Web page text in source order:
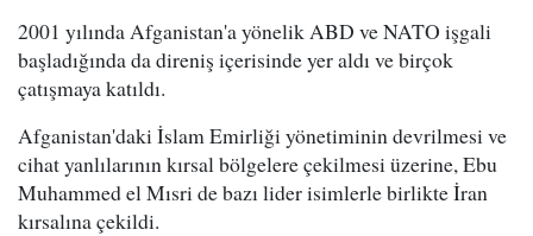
2001 yılında Afganistan'a yönelik ABD ve NATO işgali
başladığında da direniş içerisinde yer aldı ve birçok
çatışmaya katıldı.
Afganistan'daki İslam Emirliği yönetiminin devrilmesi ve
cihat yanlılarının kırsal bölgelere çekilmesi üzerine, Ebu
Muhammed el Mısri de bazı lider isimlerle birlikte İran
kırsalına çekildi.